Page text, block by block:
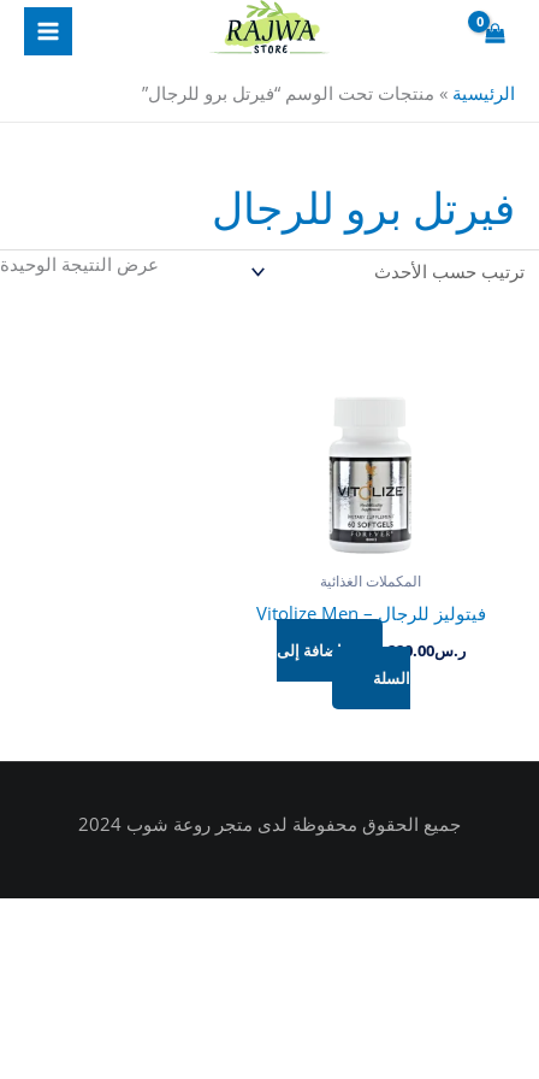
الرئيسية » منتجات تحت الوسم “فيرتل برو للرجال”
فيرتل برو للرجال
عرض النتيجة الوحيدة
المكملات الغذائية
فيتوليز للرجال – Vitolize Men
ر.س220.00
إضافة إلى
السلة
جميع الحقوق محفوظة لدى متجر روعة شوب 2024